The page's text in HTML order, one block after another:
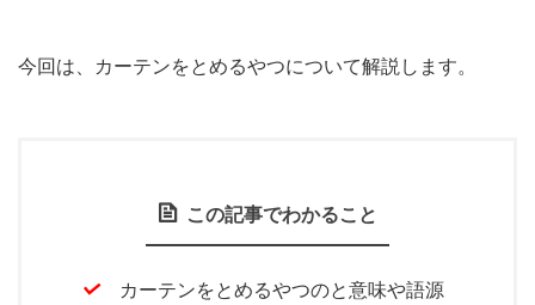
今回は、カーテンをとめるやつについて解説します。
この記事でわかること
カーテンをとめるやつのと意味や語源